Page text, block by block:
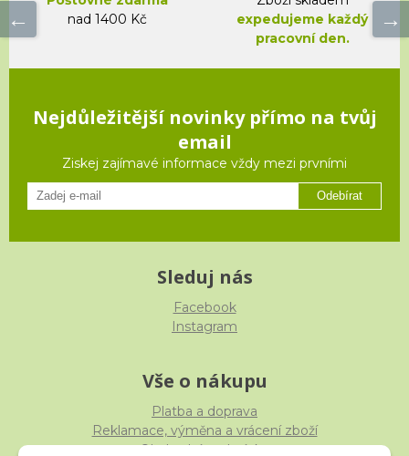
nad 1400 Kč
expedujeme každý
pracovní den.
Nejdůležitější novinky přímo na tvůj
email
Ziskej zajímavé informace vždy mezi prvními
Odebírat
Sleduj nás
Facebook
Instagram
Vše o nákupu
Platba a doprava
Reklamace, výměna a vrácení zboží
Obchodní podmínky